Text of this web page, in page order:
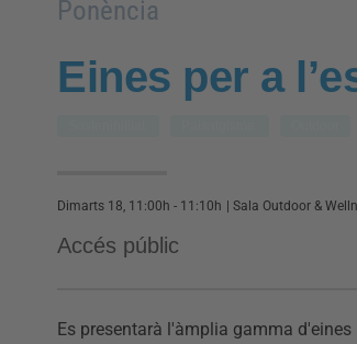
Ponència
Eines per a
Dimarts 18, 11:00h - 11:10h Sala Outdoor &
Accés públic
Es presentarà l'àmplia gamma